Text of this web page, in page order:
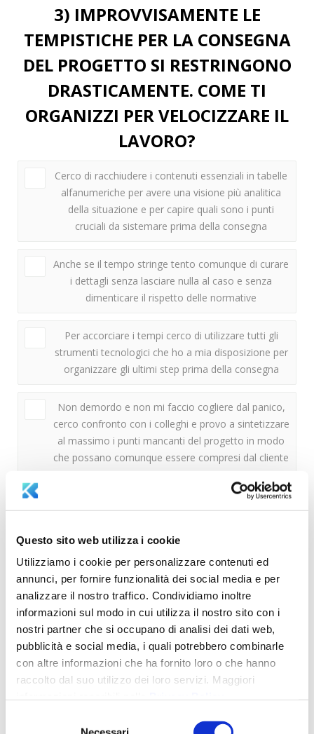
Questo sito web utilizza i cookie
Utilizziamo i cookie per personalizzare contenuti ed
annunci, per fornire funzionalità dei social media e per
analizzare il nostro traffico. Condividiamo inoltre
informazioni sul modo in cui utilizza il nostro sito con i
nostri partner che si occupano di analisi dei dati web,
pubblicità e social media, i quali potrebbero combinarle
con altre informazioni che ha fornito loro o che hanno
raccolto dal suo utilizzo dei loro servizi. Maggiori
3) IMPROVVISAMENTE LE
TEMPISTICHE PER LA CONSEGNA
DEL PROGETTO SI RESTRINGONO
DRASTICAMENTE. COME TI
ORGANIZZI PER VELOCIZZARE IL
LAVORO?
Cerco di racchiudere i contenuti essenziali in tabelle
alfanumeriche per avere una visione più analitica
della situazione e per capire quali sono i punti
cruciali da sistemare prima della consegna
Anche se il tempo stringe tento comunque di curare
i dettagli senza lasciare nulla al caso e senza
dimenticare il rispetto delle normative
Per accorciare i tempi cerco di utilizzare tutti gli
strumenti tecnologici che ho a mia disposizione per
organizzare gli ultimi step prima della consegna
Non demordo e non mi faccio cogliere dal panico,
cerco confronto con i colleghi e provo a sintetizzare
al massimo i punti mancanti del progetto in modo
che possano comunque essere compresi dal cliente
4) IL LAVORO È CONCLUSO, I
SUPERIORI SONO SODDISFATTI E
VORREBBERO CHE IL PROGETTO
FOSSE MOSTRATO AI COLLEGHI
DELLE ALTRE AREE. COME PENSI
DI IMPOSTARE LA
PRESENTAZIONE?
Presenterò la mia parte di progetto attraverso